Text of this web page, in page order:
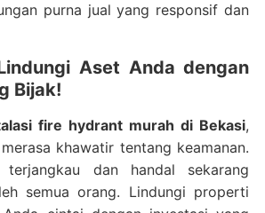
purna jual yang responsif dan
Aset Anda dengan
Bijak!
fire hydrant murah di Bekasi,
khawatir tentang keamanan.
terjangkau dan handal sekarang
semua orang. Lindungi properti